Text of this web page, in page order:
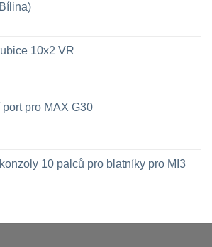
10x2 VR
pro MAX G30
10 palců pro blatníky pro MI3